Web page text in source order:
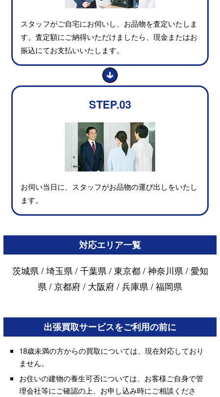
スタッフがご自宅にお伺いし、お品物を査定いたしま
す。査定額にご納得いただけましたら、現金またはお
振込にてお支払いいたします。
STEP.03
お伺い当日に、スタッフがお品物の運び出しをいたし
ます。
対応エリア一覧
茨城県 / 埼玉県 / 千葉県 / 東京都 / 神奈川県 / 愛知
県 /京都府 / 大阪府 / 兵庫県 / 福岡県
出張買取サービスをご利用の前に
18歳未満の方からの買取については、現在対応しており
ません。
お住いの建物の養生可否については、お客様ご自身で管
理会社等にご確認の上、お申し込み時にご相談くださ